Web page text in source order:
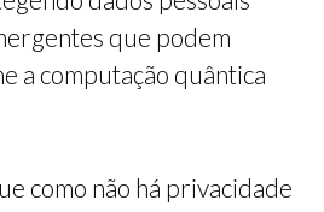
que podem
a computação quântica
como não há privacidade